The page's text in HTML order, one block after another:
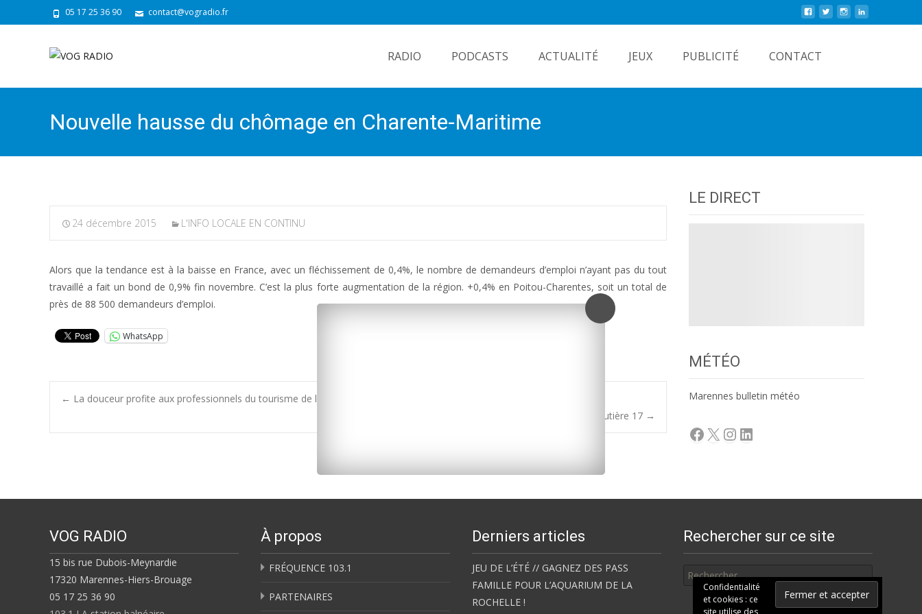
05 17 25 36 90 contact@vogradio.fr
RADIO PODCASTS ACTUALITÉ JEUX PUBLICITÉ CONTACT
Nouvelle hausse du chômage en Charente-Maritime
24 décembre 2015 L'INFO LOCALE EN CONTINU
Alors que la tendance est à la baisse en France, avec un fléchissement de 0,4%, le nombre de demandeurs d’emploi n’ayant pas du tout
travaillé a fait un bond de 0,9% fin novembre. C’est la plus forte augmentation de la région. +0,4% en Poitou-Charentes, soit un total de
près de 88 500 demandeurs d’emploi.
WhatsApp
Post
← La douceur profite aux professionnels du tourisme de la Charente-Maritime
Réveillon : les conseils de sécurité de la Prévention routière 17 →
LE DIRECT
MÉTÉO
Marennes bulletin météo
Facebook
X Instagram
LinkedIn
VOG RADIO
15 bis rue Dubois-Meynardie
17320 Marennes-Hiers-Brouage
05 17 25 36 90
À propos
FRÉQUENCE 103.1
PARTENAIRES
Derniers articles
JEU DE L’ÉTÉ // GAGNEZ DES PASS
FAMILLE POUR L’AQUARIUM DE LA
ROCHELLE !
Rechercher sur ce site
Confidentialité
et cookies : ce
site utilise des